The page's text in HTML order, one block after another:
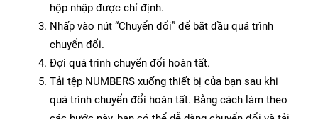
hộp nhập được chỉ định.
Nhấp vào nút “Chuyển đổi” để bắt đầu quá trình
chuyển đổi.
Đợi quá trình chuyển đổi hoàn tất.
Tải tệp NUMBERS xuống thiết bị của bạn sau khi
quá trình chuyển đổi hoàn tất. Bằng cách làm theo